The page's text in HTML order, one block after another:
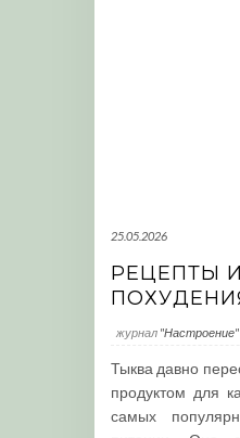
25.05.2026
РЕЦЕПТЫ
журнал "Настроение"
Тыква давно
продуктом для
самых